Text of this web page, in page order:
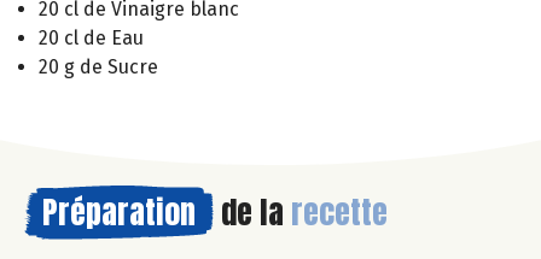
20 cl de Vinaigre blanc
20 cl de Eau
20 g de Sucre
Préparation de la recette